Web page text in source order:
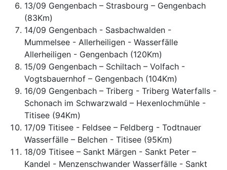
13/09 Gengenbach – Strasbourg – Gengenbach
(83Km)
14/09 Gengenbach - Sasbachwalden -
Mummelsee - Allerheiligen - Wasserfälle
Allerheiligen - Gengenbach (120Km)
15/09 Gengenbach – Schiltach – Volfach -
Vogtsbauernhof – Gengenbach (104Km)
16/09 Gengenbach – Triberg - Triberg Waterfalls -
Schonach im Schwarzwald – Hexenlochmühle -
Titisee (94Km)
17/09 Titisee - Feldsee – Feldberg - Todtnauer
Wasserfälle – Belchen - Titisee (95Km)
18/09 Titisee – Sankt Märgen - Sankt Peter –
Kandel - Menzenschwander Wasserfälle - Sankt